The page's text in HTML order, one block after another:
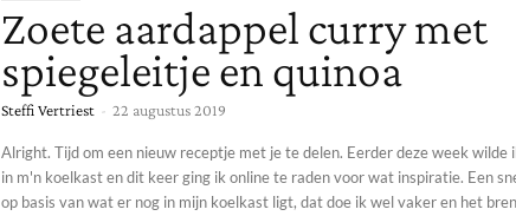
Zoete aardappel curry met
spiegeleitje en quinoa
Steffi Vertriest - 22 augustus 2019
Alright. Tijd om een nieuw receptje met je te delen. Eerder deze week wilde
in m'n koelkast en dit keer ging ik online te raden voor wat inspiratie. Een
op basis van wat er nog in mijn koelkast ligt, dat doe ik wel vaker en het